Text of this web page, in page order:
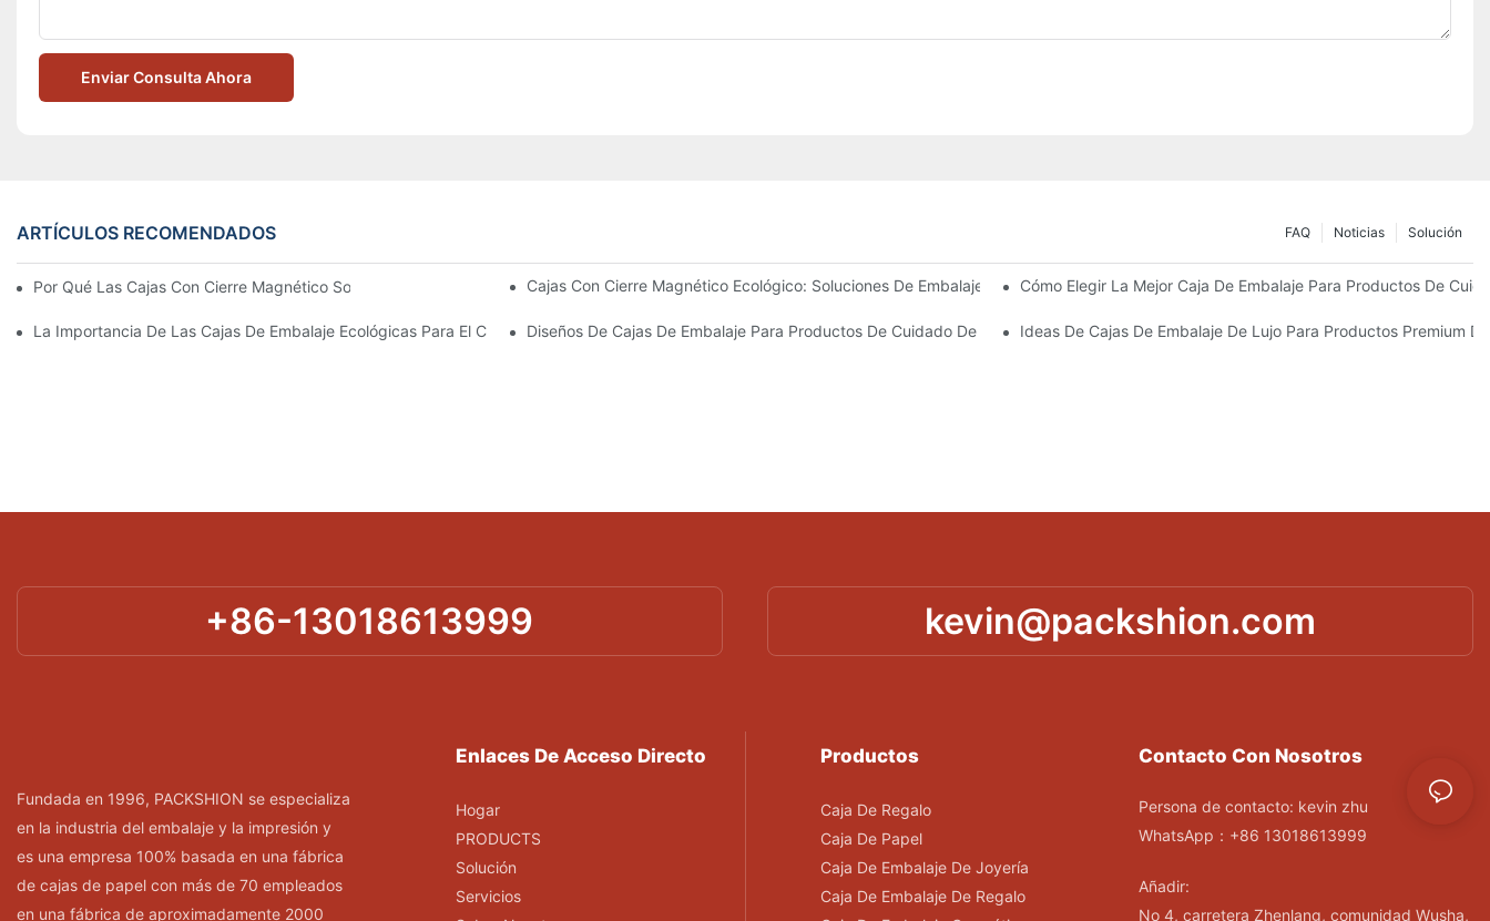
Enviar Consulta Ahora
ARTÍCULOS RECOMENDADOS Solución
Noticias
FAQ
Por Qué Las Cajas Con Cierre Magnético Son La Mejor Opción Para Un Embalaje PremiumCajas Con Cierre Magnético Ecológico: Soluciones De Embalaje SosteniblesCómo Elegir La Mejor Caja De Embalaje Para Productos De
La Importancia De Las Cajas De Embalaje Ecológicas Para El Cuidado De La PielDiseños De Cajas De Embalaje Para Productos De Cuidado De La Piel Personalizados Que Fomentan La Fidelidad A La Marca
Ideas De Cajas De Embalaje De Lujo Para Productos Premium
+86-13018613999 kevin@packshion.com
Fundada en 1996, PACKSHION se especializa
en la industria del embalaje y la impresión y
es una empresa 100% basada en una fábrica
de cajas de papel con más de 70 empleados
en una fábrica de aproximadamente 2000
Enlaces De Acceso Directo
Hogar
PRODUCTS
Solución
Servicios
Productos
Caja De Regalo
Caja De Papel
Caja De Embalaje De Joyería
Caja De Embalaje De Regalo
Contacto Con Nosotros
Persona de contacto: kevin zhu
WhatsApp：+86 13018613999
Añadir:
No 4, carretera Zhenlang, comunidad Wusha,